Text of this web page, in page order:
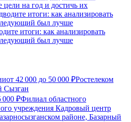
цели на год и достичь их
итоги: как анализировать
был лучше
от 42 000 до 50 000 ₽Ростелеком
Сызган
000 ₽Филиал областного
учреждения Кадровый центр
районе, Базарный